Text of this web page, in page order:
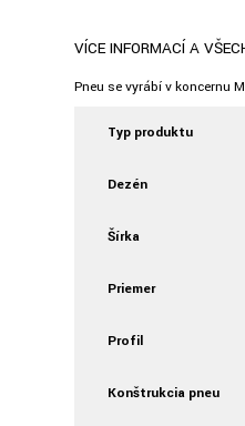
VÍCE INFORMACÍ A
Pneu se vyrábí v koncernu
Typ produktu
Dezén
Šírka
Priemer
Profil
Konštrukcia pneu